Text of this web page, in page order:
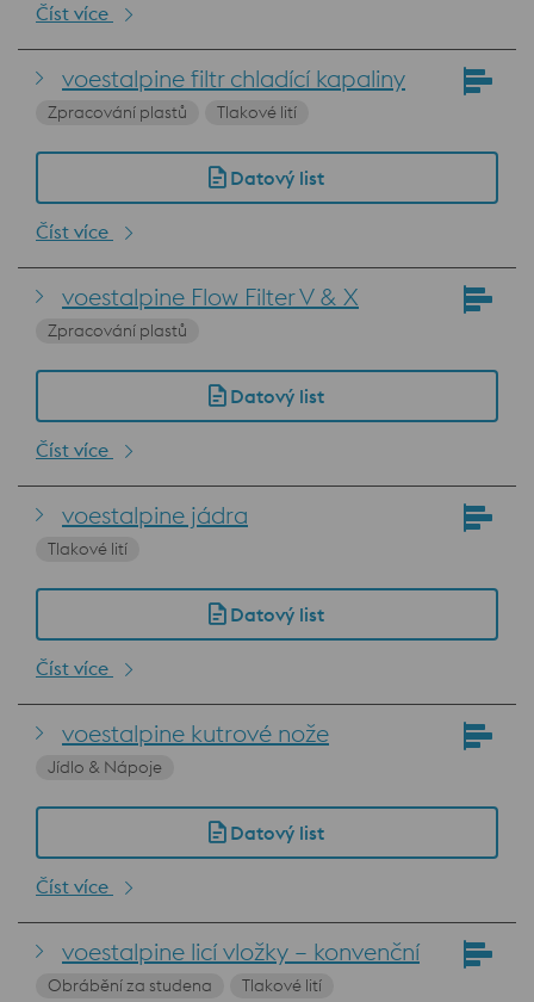
Číst více
voestalpine filtr chladící kapaliny
Zpracování plastů Tlakové lití
Datový list
Číst více
voestalpine Flow Filter V & X
Zpracování plastů
Datový list
Číst více
voestalpine jádra
Tlakové lití
Datový list
Číst více
voestalpine kutrové nože
Jídlo & Nápoje
Datový list
Číst více
voestalpine licí vložky – konvenční
Obrábění za studena Tlakové lití